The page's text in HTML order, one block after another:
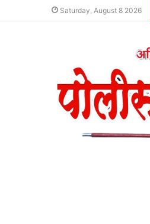
Saturday, August 8 2026